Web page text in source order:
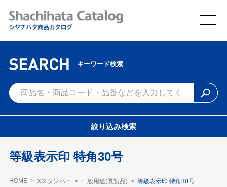
キーワード検索
絞り込み検索
等級表示印 特角30号
HOME Xスタンパー 一般用途(既製品) 等級表示印 特角30号